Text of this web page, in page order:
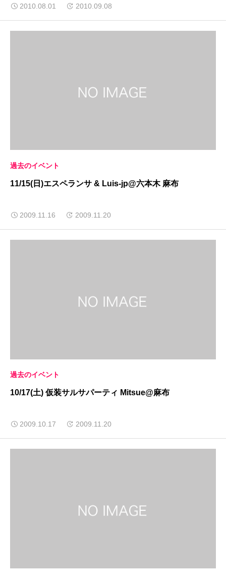
2010.08.01 2010.09.08
過去のイベント
11/15(日)エスペランサ & Luis-jp@六本木 麻布
2009.11.16 2009.11.20
過去のイベント
10/17(土) 仮装サルサパーティ Mitsue@麻布
2009.10.17 2009.11.20